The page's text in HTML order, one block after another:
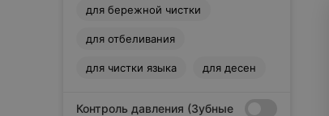
для бережной чистки
для отбеливания
для чистки языка для десен
Контроль давления (Зубные